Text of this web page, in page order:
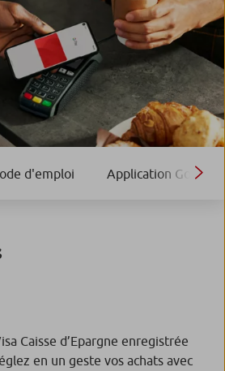
d'emploi Application Google
Caisse d’Epargne enregistrée
en un geste vos achats avec